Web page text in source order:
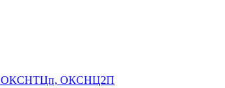
ОКСНТЦп, ОКСНЦ2П